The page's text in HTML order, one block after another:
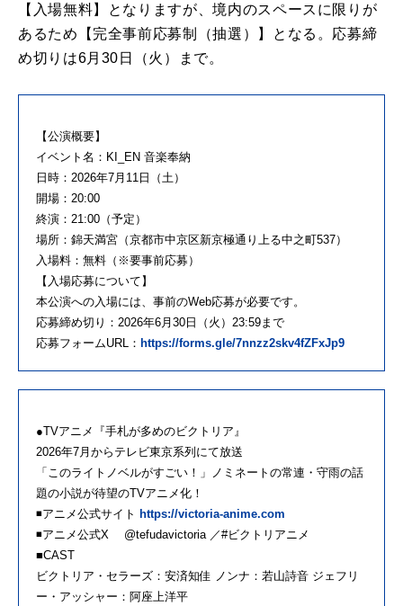
【入場無料】となりますが、境内のスペースに限りが
あるため【完全事前応募制（抽選）】となる。応募締
め切りは6月30日（火）まで。
【公演概要】
イベント名：KI_EN 音楽奉納
日時：2026年7月11日（土）
開場：20:00
終演：21:00（予定）
場所：錦天満宮（京都市中京区新京極通り上る中之町537）
入場料：無料（※要事前応募）
【入場応募について】
本公演への入場には、事前のWeb応募が必要です。
応募締め切り：2026年6月30日（火）23:59まで
応募フォームURL： https://forms.gle/7nnzz2skv4fZFxJp9
●TVアニメ『手札が多めのビクトリア』
2026年7月からテレビ東京系列にて放送
「このライトノベルがすごい！」ノミネートの常連・守雨の話
題の小説が待望のTVアニメ化！
◾️アニメ公式サイト https://victoria-anime.com
◾️アニメ公式X @tefudavictoria ／#ビクトリアニメ
■CAST
ビクトリア・セラーズ：安済知佳 ノンナ：若山詩音 ジェフリ
ー・アッシャー：阿座上洋平